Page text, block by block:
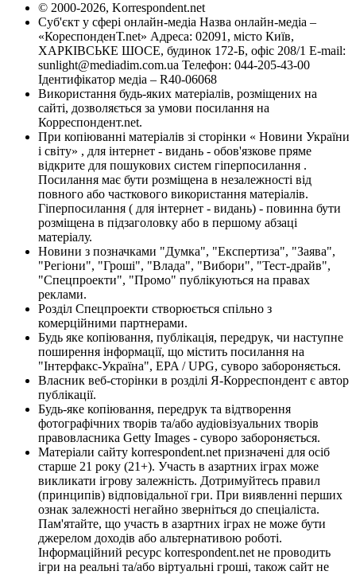
© 2000-2026, Korrespondent.net
Суб'єкт у сфері онлайн-медіа Назва онлайн-медіа –
«КореспонденТ.net» Адреса: 02091, місто Київ,
ХАРКІВСЬКЕ ШОСЕ, будинок 172-Б, офіс 208/1 E-mail:
sunlight@mediadim.com.ua Телефон: 044-205-43-00
Ідентифікатор медіа – R40-06068
Використання будь-яких матеріалів, розміщених на
сайті, дозволяється за умови посилання на
Корреспондент.net.
При копіюванні матеріалів зі сторінки « Новини України
і світу» , для інтернет - видань - обов'язкове пряме
відкрите для пошукових систем гіперпосилання .
Посилання має бути розміщена в незалежності від
повного або часткового використання матеріалів.
Гіперпосилання ( для інтернет - видань) - повинна бути
розміщена в підзаголовку або в першому абзаці
матеріалу.
Новини з позначками "Думка", "Експертиза", "Заява",
"Регіони", "Гроші", "Влада", "Вибори", "Тест-драйв",
"Спецпроекти", "Промо" публікуються на правах
реклами.
Розділ Спецпроекти створюється спільно з
комерційними партнерами.
Будь яке копіювання, публікація, передрук, чи наступне
поширення інформації, що містить посилання на
"Інтерфакс-Україна", EPA / UPG, суворо забороняється.
Власник веб-сторінки в розділі Я-Корреспондент є автор
публікації.
Будь-яке копіювання, передрук та відтворення
фотографічних творів та/або аудіовізуальних творів
правовласника Getty Images - суворо забороняється.
Матеріали сайту korrespondent.net призначені для осіб
старше 21 року (21+). Участь в азартних іграх може
викликати ігрову залежність. Дотримуйтесь правил
(принципів) відповідальної гри. При виявленні перших
ознак залежності негайно зверніться до спеціаліста.
Пам'ятайте, що участь в азартних іграх не може бути
джерелом доходів або альтернативою роботі.
Інформаційний ресурс korrespondent.net не проводить
ігри на реальні та/або віртуальні гроші, також сайт не